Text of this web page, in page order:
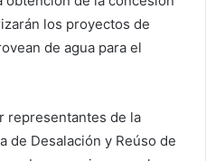
los proyectos de
de agua para el
representantes de la
de Desalación y Reúso de